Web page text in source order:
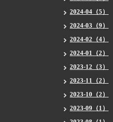
2024-04（5）
2024-03（9）
2024-02（4）
2024-01（2）
2023-12（3）
2023-11（2）
2023-10（2）
2023-09（1）